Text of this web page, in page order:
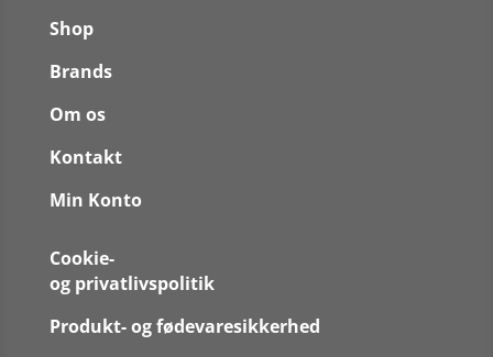
Shop
Brands
Om os
Kontakt
Min Konto
Cookie-
og privatlivspolitik
Produkt- og fødevaresikkerhed